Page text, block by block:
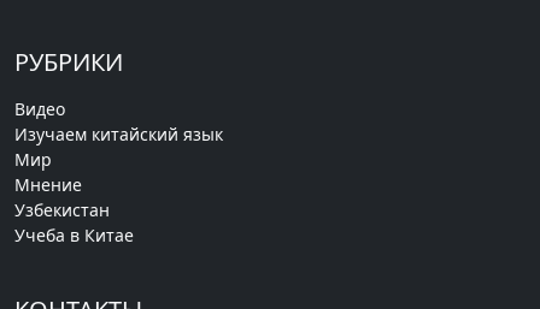
РУБРИКИ
Видео
Изучаем китайский язык
Мир
Мнение
Узбекистан
Учеба в Китае